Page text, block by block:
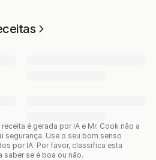
receita é gerada por IA e Mr. Cook não a
segurança. Use o seu bom senso
por IA. Por favor, classifica esta
saber se é boa ou não.